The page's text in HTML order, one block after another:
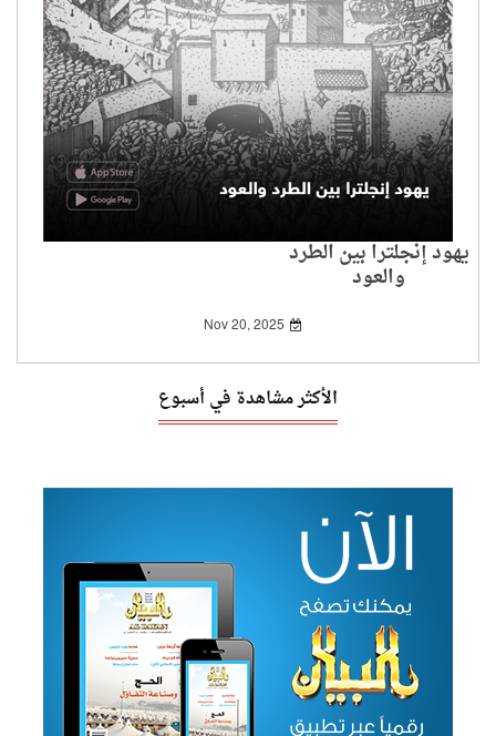
يهود إنجلترا بين الطرد
والعود
Nov 20, 2025
الأكثر مشاهدة في أسبوع